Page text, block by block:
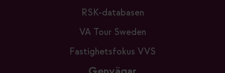
RSK-databasen
VA Tour Sweden
Fastighetsfokus VVS